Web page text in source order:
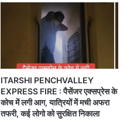
ITARSHI PENCHVALLEY
EXPRESS FIRE : पैसेंजर एक्सप्रेस के
कोच में लगी आग, यात्रियों में मची अफरा
तफरी, कई लोगो को सुरक्षित निकाला